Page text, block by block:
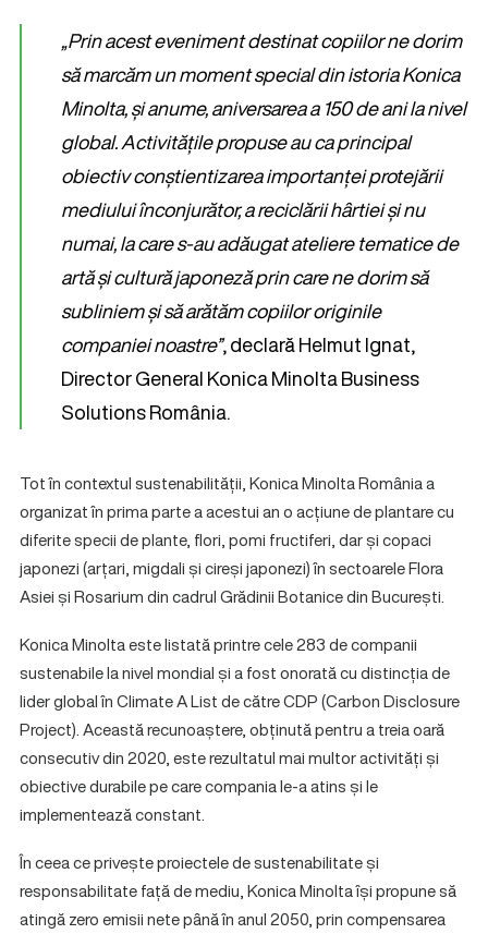
„Prin acest eveniment destinat copiilor ne dorim
să marcăm un moment special din istoria Konica
Minolta, și anume, aniversarea a 150 de ani la nivel
global. Activitățile propuse au ca principal
obiectiv conștientizarea importanței protejării
mediului înconjurător, a reciclării hârtiei și nu
numai, la care s-au adăugat ateliere tematice de
artă și cultură japoneză prin care ne dorim să
subliniem și să arătăm copiilor originile
companiei noastre”, declară Helmut Ignat,
Director General Konica Minolta Business
Solutions România.
Tot în contextul sustenabilității, Konica Minolta România a
organizat în prima parte a acestui an o acțiune de plantare cu
diferite specii de plante, flori, pomi fructiferi, dar și copaci
japonezi (arțari, migdali și cireși japonezi) în sectoarele Flora
Asiei și Rosarium din cadrul Grădinii Botanice din București.
Konica Minolta este listată printre cele 283 de companii
sustenabile la nivel mondial și a fost onorată cu distincția de
lider global în Climate A List de către CDP (Carbon Disclosure
Project). Această recunoaștere, obținută pentru a treia oară
consecutiv din 2020, este rezultatul mai multor activități și
obiective durabile pe care compania le-a atins și le
implementează constant.
În ceea ce privește proiectele de sustenabilitate și
responsabilitate față de mediu, Konica Minolta își propune să
atingă zero emisii nete până în anul 2050, prin compensarea